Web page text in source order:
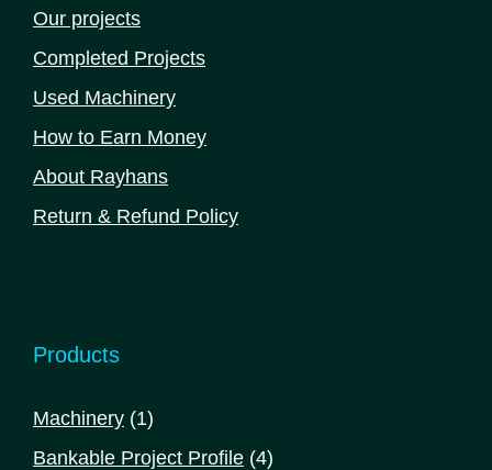
Our projects
Completed Projects
Used Machinery
How to Earn Money
About Rayhans
Return & Refund Policy
Products
Machinery 11
product
Bankable Project Profile 44